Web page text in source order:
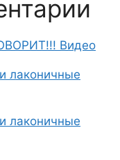
Видео
лаконичные
лаконичные